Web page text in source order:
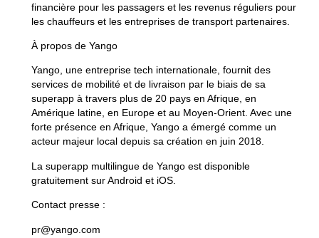
financière pour les passagers et les revenus réguliers pour
les chauffeurs et les entreprises de transport partenaires.
À propos de Yango
Yango, une entreprise tech internationale, fournit des
services de mobilité et de livraison par le biais de sa
superapp à travers plus de 20 pays en Afrique, en
Amérique latine, en Europe et au Moyen-Orient. Avec une
forte présence en Afrique, Yango a émergé comme un
acteur majeur local depuis sa création en juin 2018.
La superapp multilingue de Yango est disponible
gratuitement sur Android et iOS.
Contact presse :
pr@yango.com